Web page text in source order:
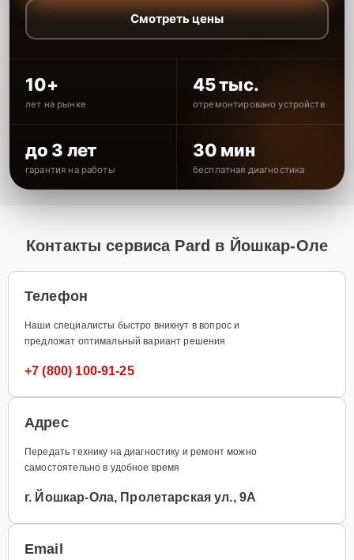
Смотреть цены
10+
лет на рынке
45 тыс.
отремонтировано устройств
до 3 лет
гарантия на работы
30 мин
бесплатная диагностика
Контакты сервиса Pard в Йошкар-Оле
Телефон
Наши специалисты быстро вникнут в вопрос и
предложат оптимальный вариант решения
+7 (800) 100-91-25
Адрес
Передать технику на диагностику и ремонт можно
самостоятельно в удобное время
г. Йошкар-Ола, Пролетарская ул., 9А
Email